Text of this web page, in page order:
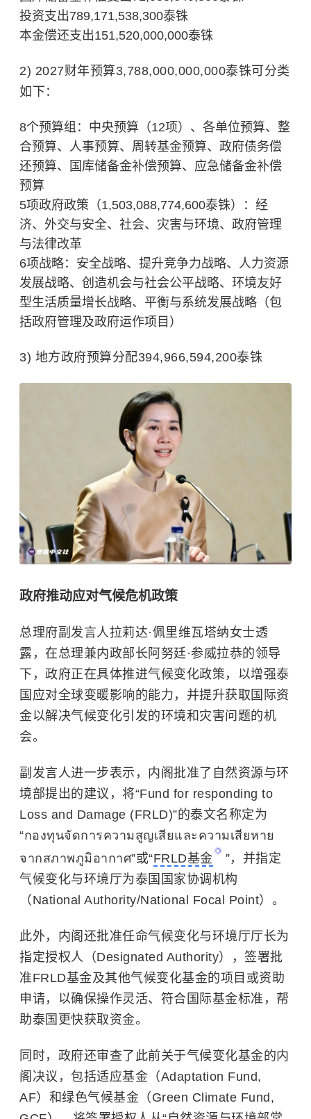
投资支出789,171,538,300泰铢
本金偿还支出151,520,000,000泰铢
2) 2027财年预算3,788,000,000,000泰铢可分类
如下：
8个预算组：中央预算（12项）、各单位预算、整
合预算、人事预算、周转基金预算、政府债务偿
还预算、国库储备金补偿预算、应急储备金补偿
预算
5项政府政策（1,503,088,774,600泰铢）：经
济、外交与安全、社会、灾害与环境、政府管理
与法律改革
6项战略：安全战略、提升竞争力战略、人力资源
发展战略、创造机会与社会公平战略、环境友好
型生活质量增长战略、平衡与系统发展战略（包
括政府管理及政府运作项目）
3) 地方政府预算分配394,966,594,200泰铢
政府推动应对气候危机政策
总理府副发言人拉莉达·佩里维瓦塔纳女士透
露，在总理兼内政部长阿努廷·参威拉恭的领导
下，政府正在具体推进气候变化政策，以增强泰
国应对全球变暖影响的能力，并提升获取国际资
金以解决气候变化引发的环境和灾害问题的机
会。
副发言人进一步表示，内阁批准了自然资源与环
境部提出的建议，将“Fund for responding to
Loss and Damage (FRLD)”的泰文名称定为
“กองทุนจัดการความสูญเสียและความเสียหาย
จากสภาพภูมิอากาศ”或“FRLD基金
”，并指定
气候变化与环境厅为泰国国家协调机构
（National Authority/National Focal Point）。
此外，内阁还批准任命气候变化与环境厅厅长为
指定授权人（Designated Authority），签署批
准FRLD基金及其他气候变化基金的项目或资助
申请，以确保操作灵活、符合国际基金标准，帮
助泰国更快获取资金。
同时，政府还审查了此前关于气候变化基金的内
阁决议，包括适应基金（Adaptation Fund,
AF）和绿色气候基金（Green Climate Fund,